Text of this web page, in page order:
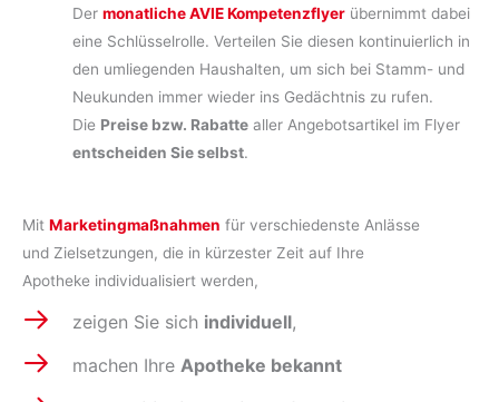
Der monatliche AVIE Kompetenzflyer übernimmt dabei
eine Schlüsselrolle. Verteilen Sie diesen kontinuierlich in
den umliegenden Haushalten, um sich bei Stamm- und
Neukunden immer wieder ins Gedächtnis zu rufen.
Die Preise bzw. Rabatte aller Angebotsartikel im Flyer
entscheiden Sie selbst.
Mit Marketingmaßnahmen für verschiedenste Anlässe
und Zielsetzungen, die in kürzester Zeit auf Ihre
Apotheke individualisiert werden,
zeigen Sie sich individuell,
machen Ihre Apotheke bekannt